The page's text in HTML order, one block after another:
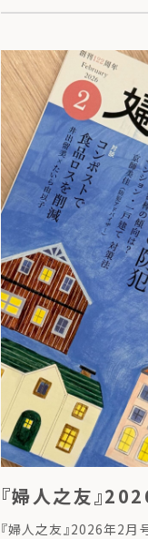
『婦人之友』
『婦人之友』2026年2月